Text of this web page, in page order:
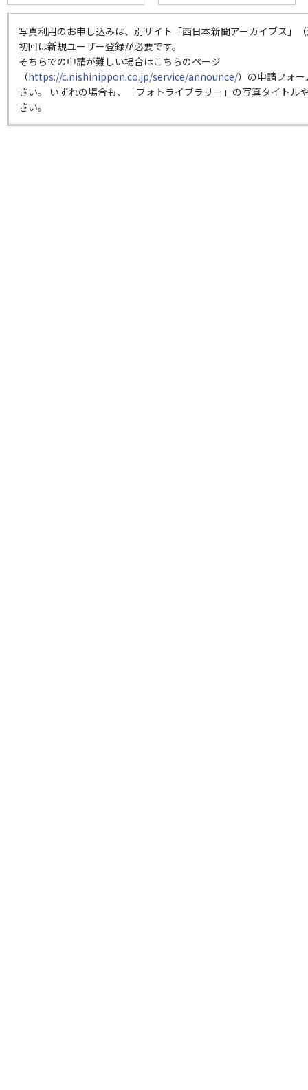
写真利用のお申し込みは、別サイト「西日本新聞アーカイブス」
初回は新規ユーザー登録が必要です。
そちらでの申請が難しい場合はこちらのページ
（https://c.nishinippon.co.jp/service/announce/）の申請フォ
さい。 いずれの場合も、「フォトライブラリー」の写真タイトル
さい。